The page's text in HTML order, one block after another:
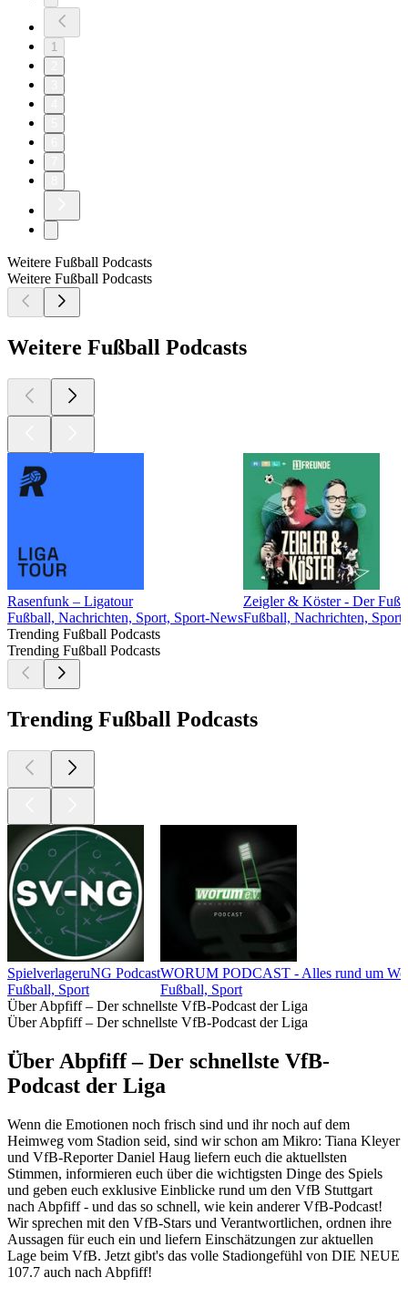
1
Weitere Fußball Podcasts
Weitere Fußball Podcasts
Weitere Fußball Podcasts
Rasenfunk – Ligatour
Fußball, Nachrichten, Sport, Sport-News
Zeigler & Köster - Der
Fußball, Nachrichten,
Trending Fußball Podcasts
Trending Fußball Podcasts
Trending Fußball Podcasts
SpielverlageruNG Podcast
Fußball, Sport
WORUM PODCAST - Alles rund um
Fußball, Sport
Über Abpfiff – Der schnellste VfB-Podcast der Liga
Über Abpfiff – Der schnellste VfB-Podcast der Liga
Über Abpfiff – Der schnellste VfB-
Podcast der Liga
Wenn die Emotionen noch frisch sind und ihr noch auf dem
Heimweg vom Stadion seid, sind wir schon am Mikro: Tiana Kleyer
und VfB-Reporter Daniel Haug liefern euch die aktuellsten
Stimmen, informieren euch über die wichtigsten Dinge des Spiels
und geben euch exklusive Einblicke rund um den VfB Stuttgart
nach Abpfiff - und das so schnell, wie kein anderer VfB-Podcast!
Wir sprechen mit den VfB-Stars und Verantwortlichen, ordnen ihre
Aussagen für euch ein und liefern Einschätzungen zur aktuellen
Lage beim VfB. Jetzt gibt's das volle Stadiongefühl von DIE NEUE
107.7 auch nach Abpfiff!